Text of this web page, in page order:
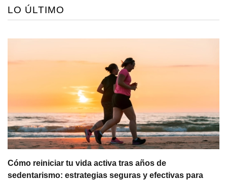
LO ÚLTIMO
Cómo reiniciar tu vida activa tras años de
sedentarismo: estrategias seguras y efectivas para